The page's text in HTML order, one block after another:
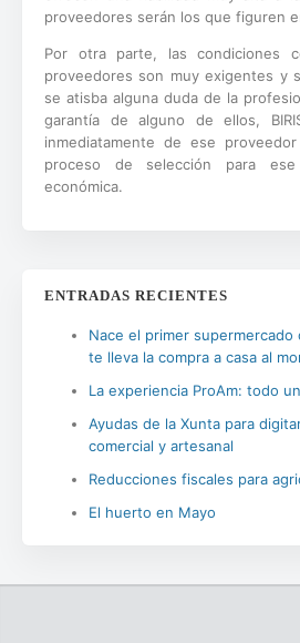
proveedores serán los que figuren
Por otra parte, las condiciones
proveedores son muy exigentes y
se atisba alguna duda de la
garantía de alguno de ellos,
inmediatamente de ese
proceso de selección para
económica.
ENTRADAS RECIENTES
Nace el primer
te lleva la compra a casa al
La experiencia ProAm: todo
Ayudas de la Xunta para
comercial y artesanal
Reducciones fiscales para
El huerto en Mayo